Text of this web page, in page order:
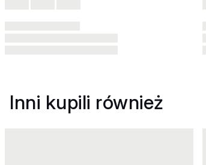
Inni kupili również